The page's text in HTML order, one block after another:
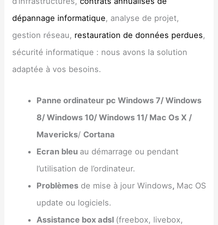
dépannage informatique, analyse de projet,
gestion réseau, restauration de données perdues,
sécurité informatique : nous avons la solution
adaptée à vos besoins.
Panne ordinateur pc Windows 7/ Windows
8/ Windows 10/ Windows 11/ Mac Os X /
Mavericks/ Cortana
Ecran bleu au démarrage ou pendant
l’utilisation de l’ordinateur.
Problèmesde mise à jour Windows, Mac OS
update ou logiciels.
Assistance box adsl (freebox, livebox,